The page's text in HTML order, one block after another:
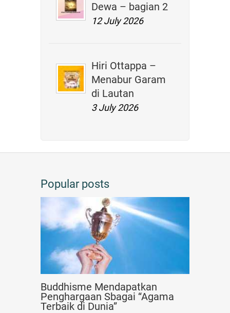
Dewa – bagian 2
12 July 2026
Hiri Ottappa –
Menabur Garam
di Lautan
3 July 2026
Popular posts
Buddhisme Mendapatkan
Penghargaan Sbagai “Agama
Terbaik di Dunia”